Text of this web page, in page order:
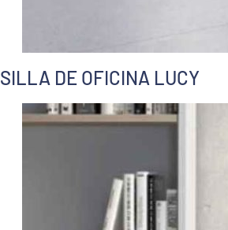
SILLA DE OFICINA LUCY